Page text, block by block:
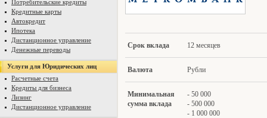
Потребительские кредиты
Кредитные карты
Автокредит
Ипотека
Дистанционное управление
Денежные переводы
Услуги для Юридических лиц
Расчетные счета
Кредиты для бизнеса
Лизинг
Дистанционное управление
Срок вклада 12 месяцев
Валюта Рубли
Минимальная
сумма вклада
- 50 000
- 500 000
- 1 000 000